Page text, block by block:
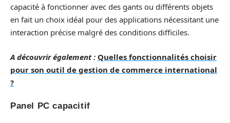
capacité à fonctionner avec des gants ou différents objets
en fait un choix idéal pour des applications nécessitant une
interaction précise malgré des conditions difficiles.
A découvrir également : Quelles fonctionnalités choisir
pour son outil de gestion de commerce international
?
Panel PC capacitif